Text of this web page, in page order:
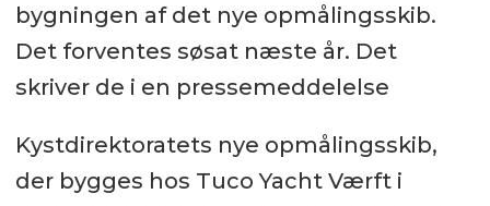
bygningen af det nye opmålingsskib.
Det forventes søsat næste år. Det
skriver de i en pressemeddelelse
Kystdirektoratets nye opmålingsskib,
der bygges hos Tuco Yacht Værft i